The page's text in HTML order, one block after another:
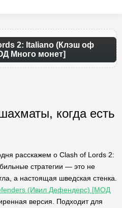
2: Italiano (Клэш оф
Много монет]
когда есть
расскажем о Clash of Lords 2:
стратегии — это не
а настоящая шведская стенка.
(Ивил Дефендерс) [МОД
версия. Подходит для